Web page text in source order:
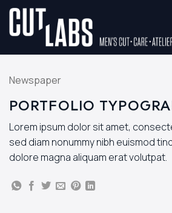
Skip
content
Newspaper
PORTFOLIO
Lorem ipsum dolor sit amet,
sed diam nonummy nibh euismod
dolore magna aliquam erat volutpat.